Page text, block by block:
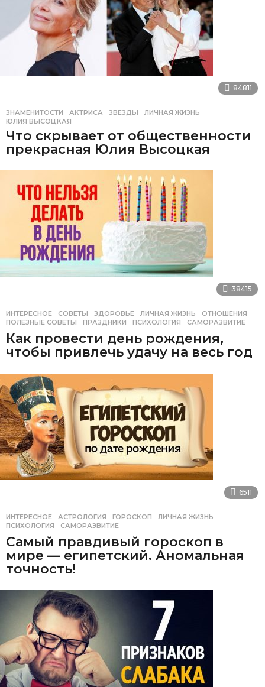
84811
ЗНАМЕНИТОСТИ АКТРИСА ,ЗВЕЗДЫ ,ЛИЧНАЯ ЖИЗНЬ
ЮЛИЯ ВЫСОЦКАЯ
Что скрывает от общественности
прекрасная Юлия Высоцкая
38415
ИНТЕРЕСНОЕ ,СОВЕТЫ ЗДОРОВЬЕ ,ЛИЧНАЯ ЖИЗНЬ ,ОТНОШЕНИЯ
ПОЛЕЗНЫЕ СОВЕТЫ
,ПРАЗДНИКИ ,ПСИХОЛОГИЯ ,САМОРАЗВИТИЕ
Как провести день рождения,
чтобы привлечь удачу на весь год
6511
ИНТЕРЕСНОЕ АСТРОЛОГИЯ ,ГОРОСКОП ,ЛИЧНАЯ ЖИЗНЬ
ПСИХОЛОГИЯ
,САМОРАЗВИТИЕ
Самый правдивый гороскоп в
мире — египетский. Аномальная
точность!